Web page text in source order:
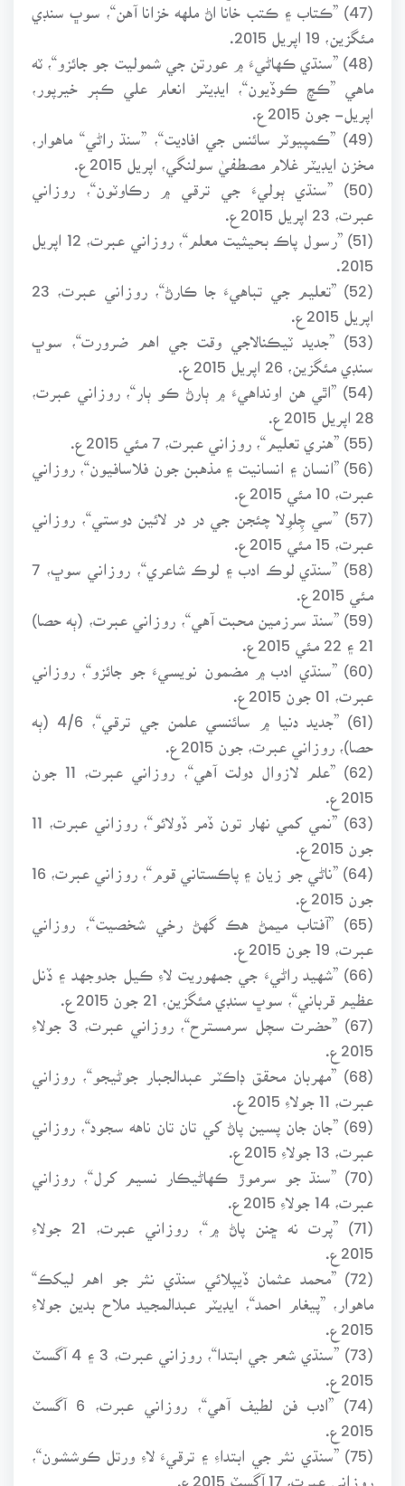
(47) ”ڪتاب ۽ ڪتب خانا اڻ ملهه خزانا آهن“، سوڀ سنڊي
مئگزين، 19 اپريل 2015.
(48) ”سنڌي ڪهاڻيءَ ۾ عورتن جي شموليت جو جائزو“، ٽه
ماهي ”ڪچ ڪوڏيون“، ايڊيٽر انعام علي ڪٻر خيرپور،
اپريل- جون 2015ع.
(49) ”ڪمپيوٽر سائنس جي افاديت“، ”سنڌ راڻي“ ماهوار،
مخزن ايڊيٽر غلام مصطفيٰ سولنگي، اپريل 2015ع.
(50) ”سنڌي ٻوليءَ جي ترقي ۾ رڪاوٽون“، روزاني
(51) ”رسول پاڪ بحيثيت معلم“، روزاني عبرت، 12 اپريل
2015.
(52) ”تعليم جي تباهيءَ جا ڪارڻ“، روزاني عبرت، 23
اپريل 2015ع.
(53) ”جديد ٽيڪنالاجي وقت جي اهم ضرورت“، سوڀ
سنڊي مئگزين، 26 اپريل 2015ع.
(54) ”اٿي هن اونداهيءَ ۾ ٻارڻ ڪو ٻار“، روزاني عبرت،
28 اپريل 2015ع.
(55) ”هنري تعليم“، روزاني عبرت، 7 مئي 2015ع.
(56) ”انسان ۽ انسانيت ۽ مذهبن جون فلاسافيون“، روزاني
(57) ”سي چِلوِلا چئجن جي در در لائين دوستي“، روزاني
(58) ”سنڌي لوڪ ادب ۽ لوڪ شاعري“، روزاني سوڀ، 7
(59) ”سنڌ سرزمين محبت آهي“، روزاني عبرت، (ٻه حصا)
21 ۽ 22 مئي 2015ع.
(60) ”سنڌي ادب ۾ مضمون نويسيءَ جو جائزو“، روزاني
(61) ”جديد دنيا ۾ سائنسي علمن جي ترقي“، 4/6 (ٻه
حصا)، روزاني عبرت، جون 2015ع.
2015ع.
(63) ”نمي کمي نهار تون ڏمر ڏولائو“، روزاني عبرت، 11
(64) ”ناڻي جو زيان ۽ پاڪستاني قوم“، روزاني عبرت، 16
(65) ”آفتاب ميمڻ هڪ گهڻ رخي شخصيت“، روزاني
(66) ”شهيد راڻيءَ جي جمهوريت لاءِ ڪيل جدوجهد ۽ ڏنل
عظيم قرباني“، سوڀ سنڊي مئگزين، 21 جون 2015ع.
(67) ”حضرت سچل سرمسترح“، روزاني عبرت، 3 جولاءِ
2015ع.
(68) ”مهربان محقق ڊاڪٽر عبدالجبار جوڻيجو“، روزاني
(69) ”جان جان پسين پاڻ کي تان تان ناهه سجود“، روزاني
(70) ”سنڌ جو سرموڙ ڪهاڻيڪار نسيم کرل“، روزاني
(71) ”پرت نه ڇنن پاڻ ۾“، روزاني عبرت، 21 جولاءِ
2015ع.
(72) ”محمد عثمان ڏيپلائي سنڌي نثر جو اهم ليکڪ“
ماهوار، ”پيغام احمد“، ايڊيٽر عبدالمجيد ملاح بدين جولاءِ
2015ع.
(73) ”سنڌي شعر جي ابتدا“، روزاني عبرت، 3 ۽ 4 آگسٽ
2015ع.
(74) ”ادب فن لطيف آهي“، روزاني عبرت، 6 آگسٽ
2015ع.
(75) ”سنڌي نثر جي ابتداءِ ۽ ترقيءَ لاءِ ورتل ڪوششون“،
روزاني عبرت، 17 آگسٽ 2015ع.